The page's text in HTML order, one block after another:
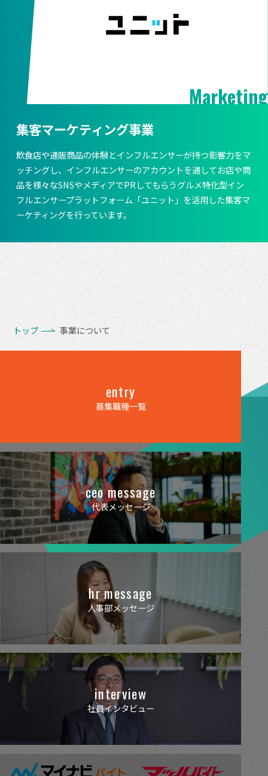
Marketing
集客マーケティング事業
飲食店や通販商品の体験とインフルエンサーが持つ影響力をマ
ッチングし、インフルエンサーのアカウントを通してお店や商
品を様々なSNSやメディアでPRしてもらうグルメ特化型イン
フルエンサープラットフォーム「ユニット」を活用した集客マ
ーケティングを行っています。
トップ 事業について
entry
募集職種一覧
ceo message
代表メッセージ
hr message
人事部メッセージ
interview
社員インタビュー